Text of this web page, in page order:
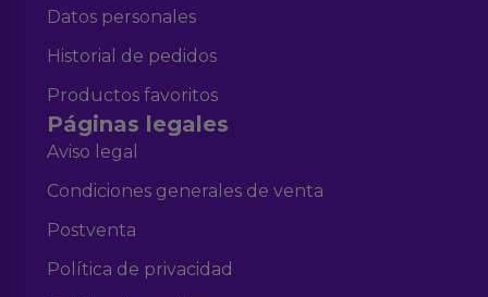
Datos personales
Historial de pedidos
Productos favoritos
Páginas legales
Aviso legal
Condiciones generales de venta
Postventa
Política de privacidad